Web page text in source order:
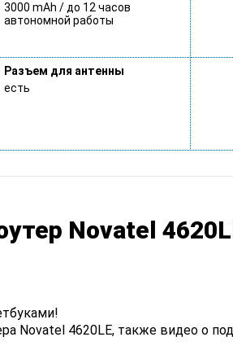
3000 mAh / до 12 часов
автономной работы
Разъем для антенны
есть
Novatel
Novatel 4620LE, также видео о